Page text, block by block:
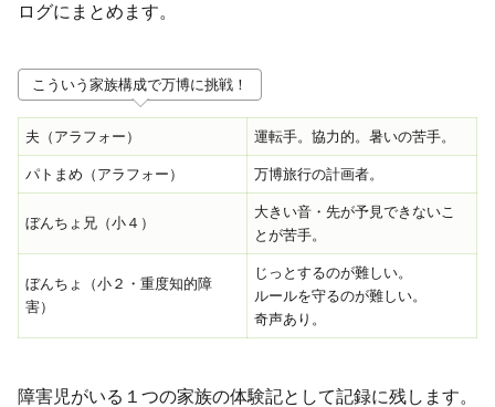
ログにまとめます。
こういう家族構成で万博に挑戦！
夫（アラフォー） 運転手。協力的。暑いの苦手。
パトまめ（アラフォー） 万博旅行の計画者。
ぼんちょ兄（小４）
大きい音・先が予見できないこ
とが苦手。
ぼんちょ（小２・重度知的障
害）
じっとするのが難しい。
ルールを守るのが難しい。
奇声あり。
障害児がいる１つの家族の体験記として記録に残します。